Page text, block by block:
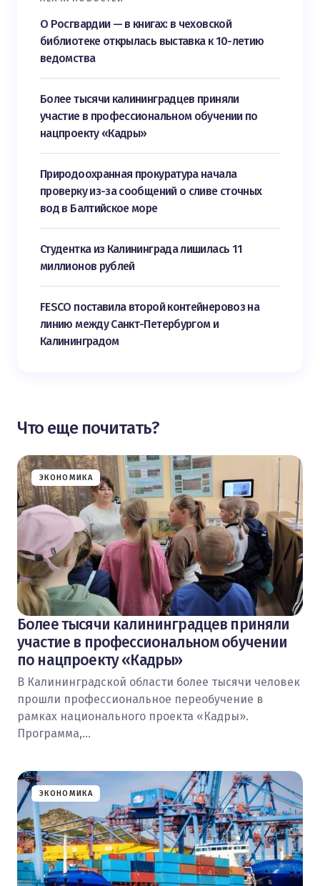
О Росгвардии — в книгах: в чеховской
библиотеке открылась выставка к 10-летию
ведомства
Более тысячи калининградцев приняли
участие в профессиональном обучении по
нацпроекту «Кадры»
Природоохранная прокуратура начала
проверку из-за сообщений о сливе сточных
вод в Балтийское море
Студентка из Калининграда лишилась 11
миллионов рублей
FESCO поставила второй контейнеровоз на
линию между Санкт-Петербургом и
Калининградом
Что еще почитать?
ЭКОНОМИКА
Более тысячи калининградцев приняли
участие в профессиональном обучении
по нацпроекту «Кадры»
В Калининградской области более тысячи человек
прошли профессиональное переобучение в
рамках национального проекта «Кадры».
Программа,…
ЭКОНОМИКА